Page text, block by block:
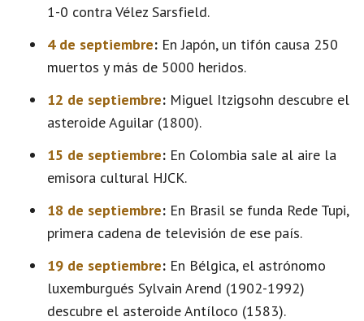
1-0 contra Vélez Sarsfield.
4 de septiembre: En Japón, un tifón causa 250
muertos y más de 5000 heridos.
12 de septiembre: Miguel Itzigsohn descubre el
asteroide Aguilar (1800).
15 de septiembre: En Colombia sale al aire la
emisora cultural HJCK.
18 de septiembre: En Brasil se funda Rede Tupi,
primera cadena de televisión de ese país.
19 de septiembre: En Bélgica, el astrónomo
luxemburgués Sylvain Arend (1902-1992)
descubre el asteroide Antíloco (1583).